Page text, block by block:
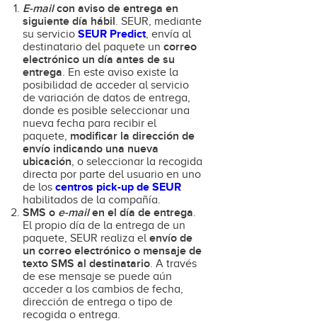
E-mailcon aviso de entrega en
siguiente día hábil. SEUR, mediante
su servicio SEUR Predict, envía al
destinatario del paquete un correo
electrónico un día antes de su
entrega. En este aviso existe la
posibilidad de acceder al servicio
de variación de datos de entrega,
donde es posible seleccionar una
nueva fecha para recibir el
paquete, modificar la dirección de
envío indicando una nueva
ubicación, o seleccionar la recogida
directa por parte del usuario en uno
de los centros pick-up de SEUR
habilitados de la compañía.
SMS o e-mailen el día de entrega.
El propio día de la entrega de un
paquete, SEUR realiza elenvío de
un correo electrónico o mensaje de
texto SMS al destinatario. A través
de ese mensaje se puede aún
acceder a los cambios de fecha,
dirección de entrega o tipo de
recogida o entrega.